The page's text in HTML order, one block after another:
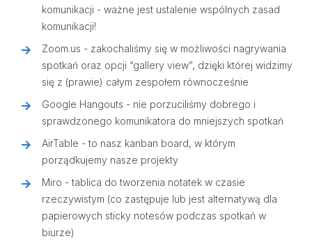
komunikacji - ważne jest ustalenie wspólnych zasad
komunikacji!
Zoom.us - zakochaliśmy się w możliwości nagrywania
spotkań oraz opcji “gallery view”, dzięki której widzimy
się z (prawie) całym zespołem równocześnie
Google Hangouts - nie porzuciliśmy dobrego i
sprawdzonego komunikatora do mniejszych spotkań
AirTable - to nasz kanban board, w którym
porządkujemy nasze projekty
Miro - tablica do tworzenia notatek w czasie
rzeczywistym (co zastępuje lub jest alternatywą dla
papierowych sticky notesów podczas spotkań w
biurze)